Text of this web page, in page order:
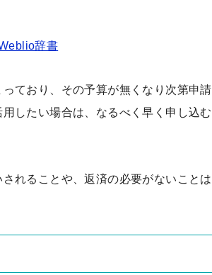
辞書
ており、その予算が無くなり次第申請
したい場合は、なるべく早く申し込む
れることや、返済の必要がないことは